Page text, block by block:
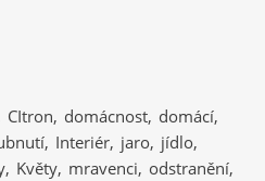
CItron domácnost domácí
Interiér jaro jídlo
Květy mravenci odstranění